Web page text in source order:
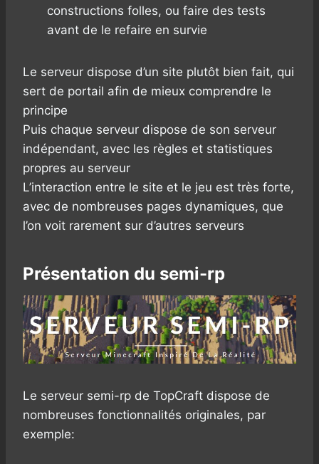
constructions folles, ou faire des tests
avant de le refaire en survie
Le serveur dispose d’un site plutôt bien fait, qui
sert de portail afin de mieux comprendre le
principe
Puis chaque serveur dispose de son serveur
indépendant, avec les règles et statistiques
propres au serveur
L’interaction entre le site et le jeu est très forte,
avec de nombreuses pages dynamiques, que
l’on voit rarement sur d’autres serveurs
Présentation du semi-rp
Le serveur semi-rp de TopCraft dispose de
nombreuses fonctionnalités originales, par
exemple: